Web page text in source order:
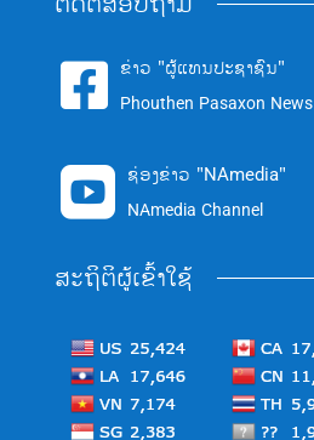
 ຂ່າວ "ຜູ້ແທນປະຊາຊົນ"
Phouthen Pasaxon News
 ຊ່ອງຂ່າວ "NAmedia"
NAmedia Channel
ສະຖິຕິຜູ້ເຂົ້າໃຊ້